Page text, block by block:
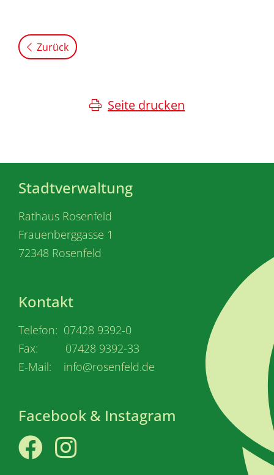
Zurück
Seite drucken
Stadtverwaltung
Rathaus Rosenfeld
Frauenberggasse 1
72348 Rosenfeld
Kontakt
Telefon: 07428 9392-0
Fax: 07428 9392-33
E-Mail: info@rosenfeld.de
Facebook & Instagram